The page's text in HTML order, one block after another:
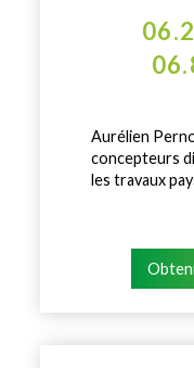
Aurélien
concepteurs
les travaux